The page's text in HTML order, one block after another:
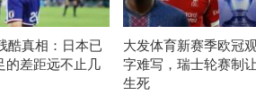
酷真相：日本已
的差距远不止几
大发体育新赛季欧冠
字难写，瑞士轮赛制
生死